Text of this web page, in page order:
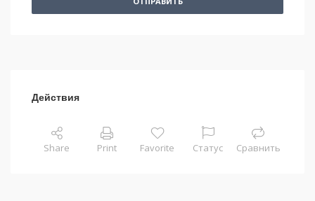
Действия
Share Print Favorite Статус Сравнить